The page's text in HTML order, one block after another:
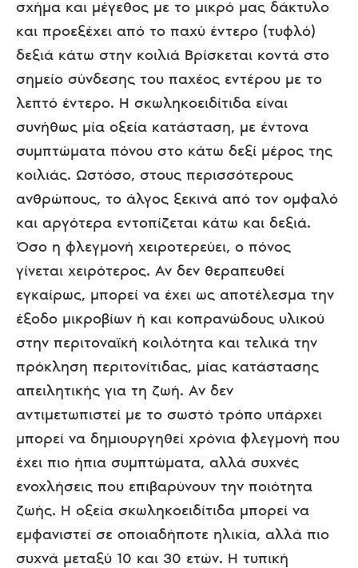
σχήμα και μέγεθος με το μικρό μας δάκτυλο
και προεξέχει από το παχύ έντερο (τυφλό)
δεξιά κάτω στην κοιλιά Βρίσκεται κοντά στο
σημείο σύνδεσης του παχέος εντέρου με το
λεπτό έντερο. Η σκωληκοειδίτιδα είναι
συνήθως μία οξεία κατάσταση, με έντονα
συμπτώματα πόνου στο κάτω δεξί μέρος της
κοιλιάς. Ωστόσο, στους περισσότερους
ανθρώπους, το άλγος ξεκινά από τον ομφαλό
και αργότερα εντοπίζεται κάτω και δεξιά.
Όσο η φλεγμονή χειροτερεύει, ο πόνος
γίνεται χειρότερος. Αν δεν θεραπευθεί
εγκαίρως, μπορεί να έχει ως αποτέλεσμα την
έξοδο μικροβίων ή και κοπρανώδους υλικού
στην περιτοναϊκή κοιλότητα και τελικά την
πρόκληση περιτονίτιδας, μίας κατάστασης
απειλητικής για τη ζωή. Αν δεν
αντιμετωπιστεί με το σωστό τρόπο υπάρχει
μπορεί να δημιουργηθεί χρόνια φλεγμονή που
έχει πιο ήπια συμπτώματα, αλλά συχνές
ενοχλήσεις που επιβαρύνουν την ποιότητα
ζωής. Η οξεία σκωληκοειδίτιδα μπορεί να
εμφανιστεί σε οποιαδήποτε ηλικία, αλλά πιο
συχνά μεταξύ 10 και 30 ετών. Η τυπική